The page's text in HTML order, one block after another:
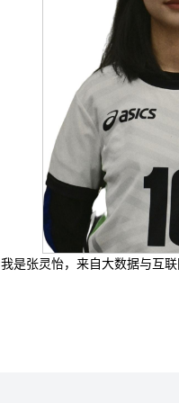
我是张灵怡，来自大数据与互